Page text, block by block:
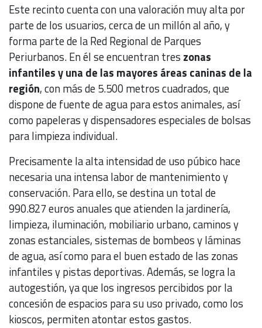
Este recinto cuenta con una valoración muy alta por
parte de los usuarios, cerca de un millón al año, y
forma parte de la Red Regional de Parques
Periurbanos. En él se encuentran tres zonas
infantiles y una de las mayores áreas caninas de la
región, con más de 5.500 metros cuadrados, que
dispone de fuente de agua para estos animales, así
como papeleras y dispensadores especiales de bolsas
para limpieza individual.
Precisamente la alta intensidad de uso púbico hace
necesaria una intensa labor de mantenimiento y
conservación. Para ello, se destina un total de
990.827 euros anuales que atienden la jardinería,
limpieza, iluminación, mobiliario urbano, caminos y
zonas estanciales, sistemas de bombeos y láminas
de agua, así como para el buen estado de las zonas
infantiles y pistas deportivas. Además, se logra la
autogestión, ya que los ingresos percibidos por la
concesión de espacios para su uso privado, como los
kioscos, permiten atontar estos gastos.